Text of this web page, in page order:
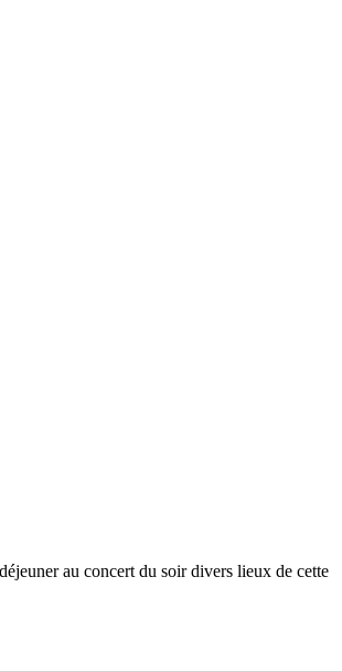
au concert du soir divers lieux de cette